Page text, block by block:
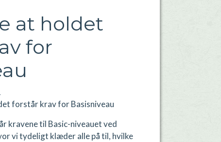
at holdet
for
forstår krav for Basisniveau
kravene til Basic-niveauet ved
vi tydeligt klæder alle på til, hvilke